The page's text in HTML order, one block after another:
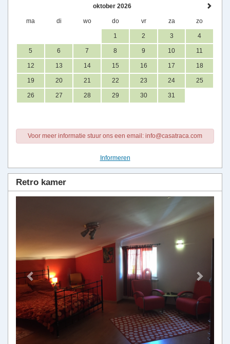
oktober 2026
ma di wo do vr za zo
1 2 3 4
5 6 7 8 9 10 11
12 13 14 15 16 17 18
19 20 21 22 23 24 25
26 27 28 29 30 31
Voor meer informatie stuur ons een email: info@casatraca.com
Informeren
Retro kamer